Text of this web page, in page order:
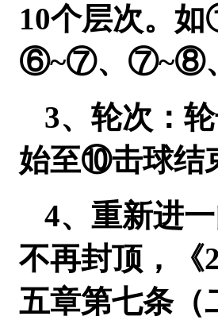
10个层次
⑥~⑦、⑦~⑧
3、轮次：
始至⑩击球结
4、重新进
不再封顶，《
五章第七条（